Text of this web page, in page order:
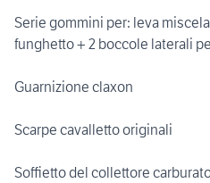
Serie gommini per: leva
funghetto + 2 boccole laterali
Guarnizione claxon
Scarpe cavalletto originali
Soffietto del collettore